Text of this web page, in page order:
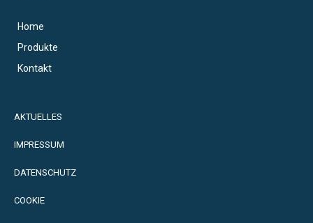
Home
Produkte
Kontakt
AKTUELLES
IMPRESSUM
DATENSCHUTZ
COOKIE